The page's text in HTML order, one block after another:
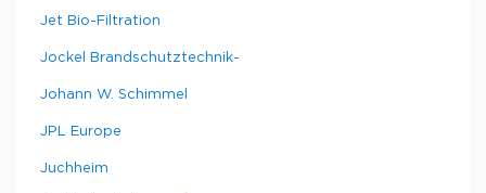
Jet Bio-Filtration
Jockel Brandschutztechnik-
Johann W. Schimmel
JPL Europe
Juchheim